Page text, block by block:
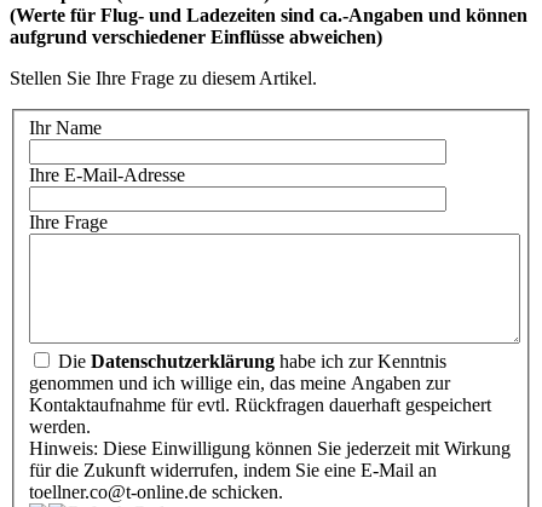
(Werte für Flug- und Ladezeiten sind ca.-Angaben und können
aufgrund verschiedener Einflüsse abweichen)
Stellen Sie Ihre Frage zu diesem Artikel.
Ihr Name
Ihre E-Mail-Adresse
Ihre Frage
Die Datenschutzerklärung habe ich zur Kenntnis
genommen und ich willige ein, das meine Angaben zur
Kontaktaufnahme für evtl. Rückfragen dauerhaft gespeichert
werden.
Hinweis: Diese Einwilligung können Sie jederzeit mit Wirkung
für die Zukunft widerrufen, indem Sie eine E-Mail an
toellner.co@t-online.de schicken.